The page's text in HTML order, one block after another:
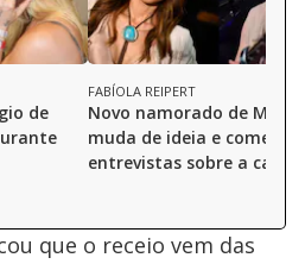
de
FABÍOLA REIPERT
Novo namorado de
muda de ideia e começa
entrevistas sobre a
que o receio vem das